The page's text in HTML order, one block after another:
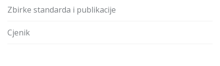
Zbirke standarda i publikacije
Cjenik